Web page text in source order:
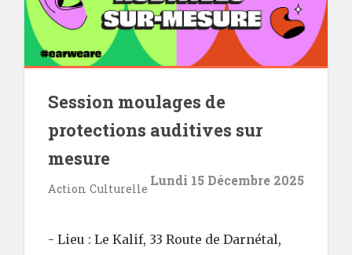
Session moulages de
protections auditives sur
mesure
Action Culturelle
Lundi 15 Décembre 2025
- Lieu : Le Kalif, 33 Route de Darnétal,